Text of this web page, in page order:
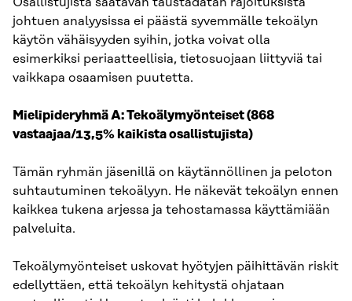
johtuen analyysissa ei päästä syvemmälle tekoälyn
käytön vähäisyyden syihin, jotka voivat olla
esimerkiksi periaatteellisia, tietosuojaan liittyviä tai
vaikkapa osaamisen puutetta.
Mielipideryhmä A: Tekoälymyönteiset (868
vastaajaa/13,5% kaikista osallistujista)
Tämän ryhmän jäsenillä on käytännöllinen ja peloton
suhtautuminen tekoälyyn. He näkevät tekoälyn ennen
kaikkea tukena arjessa ja tehostamassa käyttämiään
palveluita.
Tekoälymyönteiset uskovat hyötyjen päihittävän riskit
edellyttäen, että tekoälyn kehitystä ohjataan